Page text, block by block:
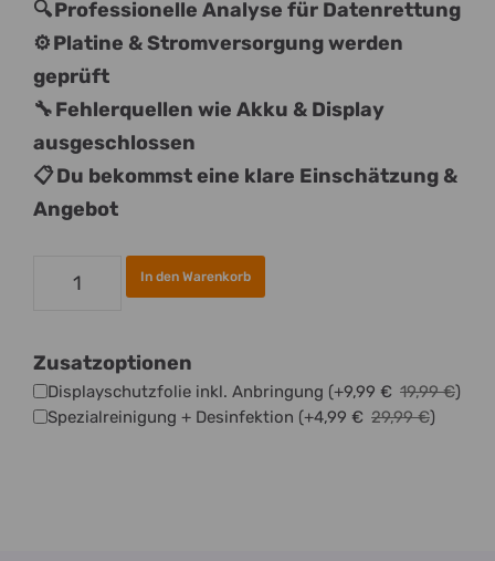
🔍 Professionelle Analyse für Datenrettung
⚙️ Platine & Stromversorgung werden
geprüft
🔧 Fehlerquellen wie Akku & Display
ausgeschlossen
📋 Du bekommst eine klare Einschätzung &
Angebot
Handy
Datenrettung
Menge
In den Warenkorb
Zusatzoptionen
Displayschutzfolie inkl. Anbringung (+9,99 € 19,99€)
Spezialreinigung + Desinfektion (+4,99 € 29,99€)